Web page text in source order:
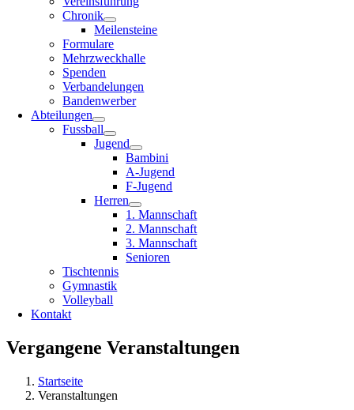
Chronik
Meilensteine
Formulare
Mehrzweckhalle
Spenden
Verbandelungen
Bandenwerber
Abteilungen
Fussball
Jugend
Bambini
A-Jugend
F-Jugend
Herren
1. Mannschaft
2. Mannschaft
3. Mannschaft
Senioren
Tischtennis
Gymnastik
Volleyball
Kontakt
Vergangene Veranstaltungen
Startseite
Veranstaltungen